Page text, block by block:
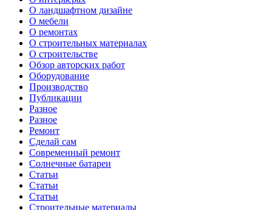
О ландшафтном дизайне
О мебели
О ремонтах
О строительных материалах
О строительстве
Обзор авторских работ
Оборудование
Производство
Публикации
Разное
Разное
Ремонт
Сделай сам
Современный ремонт
Солнечные батареи
Статьи
Статьи
Статьи
Строительные материалы